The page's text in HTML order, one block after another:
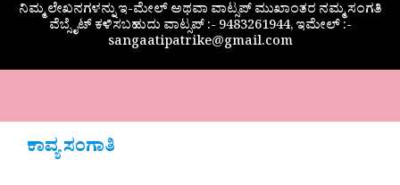
ನಿಮ್ಮ ಲೇಖನಗಳನ್ನು ಇ-ಮೇಲ್ ಅಥವಾ ವಾಟ್ಸಪ್ ಮುಖಾಂತರ ನಮ್ಮ ಸಂಗತಿ
ವೆಬ್ಸೈಟ್ ಕಳಿಸಬಹುದು ವಾಟ್ಸಪ್‌ :- 9483261944, ಇಮೇಲ್ :-
sangaatipatrike@gmail.com
ಕಾವ್ಯ ಸಂಗಾತಿ